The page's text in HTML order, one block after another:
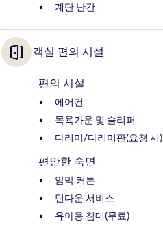
계단 난간
객실 편의 시설
편의 시설
에어컨
목욕가운 및 슬리퍼
다리미/다리미판(요청 시)
편안한 숙면
암막 커튼
턴다운 서비스
유아용 침대(무료)